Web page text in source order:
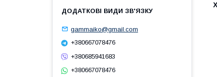
gammaiko@gmail.com
+380667078476
+380685941683
+380667078476